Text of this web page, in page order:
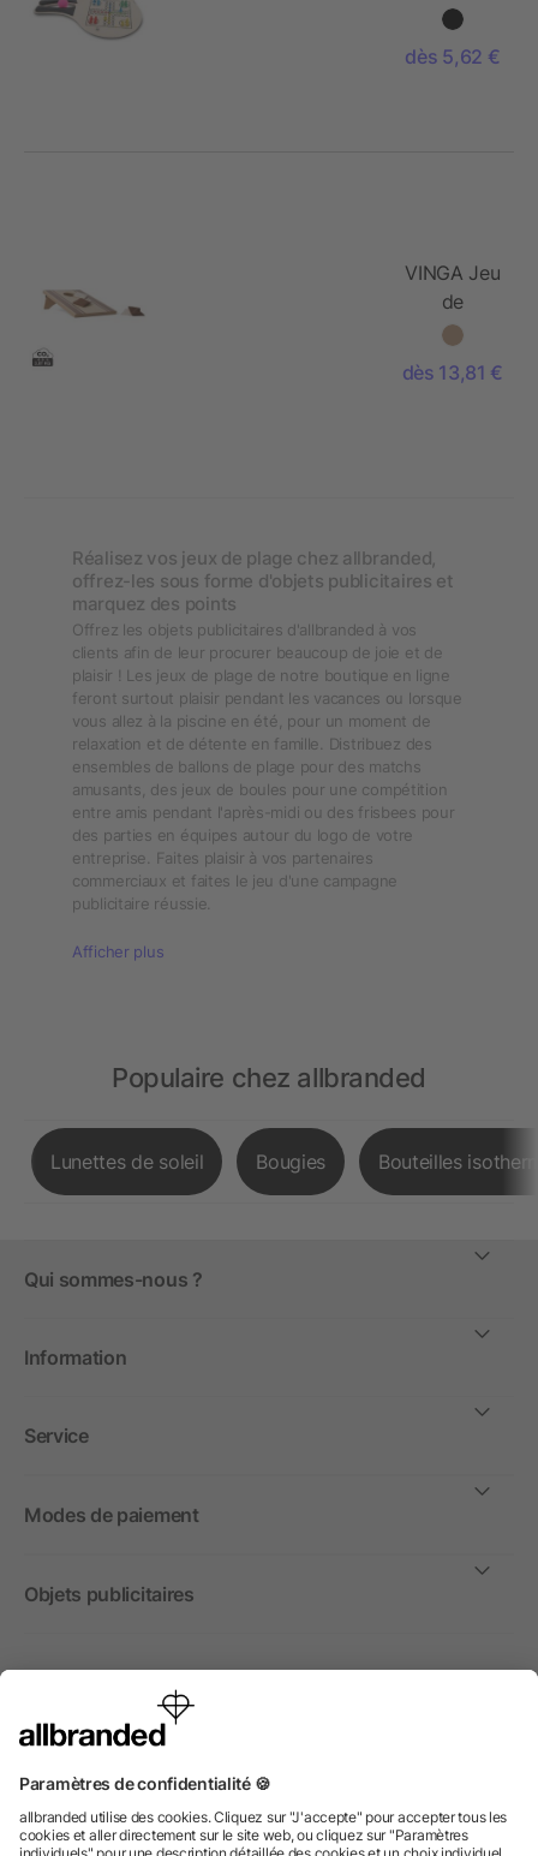
Tennis
surface
dès 5,62 €
VINGA Jeu
de
cornhole
dès 13,81 €
Réalisez vos jeux de plage chez allbranded,
offrez-les sous forme d'objets publicitaires et
marquez des points
Offrez les objets publicitaires d'allbranded à vos
clients afin de leur procurer beaucoup de joie et de
plaisir ! Les jeux de plage de notre boutique en ligne
feront surtout plaisir pendant les vacances ou lorsque
vous allez à la piscine en été, pour un moment de
relaxation et de détente en famille. Distribuez des
ensembles de ballons de plage pour des matchs
amusants, des jeux de boules pour une compétition
entre amis pendant l'après-midi ou des frisbees pour
des parties en équipes autour du logo de votre
entreprise. Faites plaisir à vos partenaires
commerciaux et faites le jeu d'une campagne
publicitaire réussie.
Afficher plus
Populaire chez allbranded
Lunettes de soleil Bougies Bouteilles
Qui sommes-nous ?
Information
Service
Modes de paiement
Objets publicitaires
International